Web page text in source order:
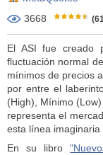
3668
El ASI fue creado
fluctuación normal
mínimos de precios
por entre el
(High), Mínimo
representa el
esta línea imaginaria
En su libro